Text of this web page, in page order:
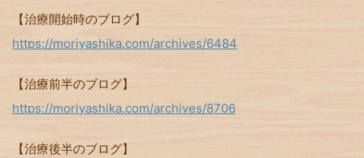
【治療開始時のブログ】
https://moriyashika.com/archives/6484
【治療前半のブログ】
https://moriyashika.com/archives/8706
【治療後半のブログ】